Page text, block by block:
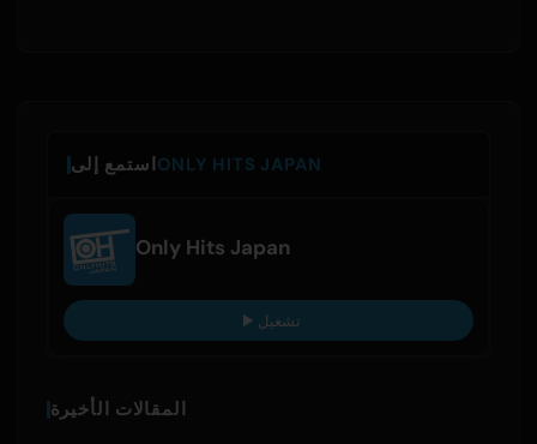
استمع إلىONLY HITS JAPAN
Only Hits Japan
تشغيل
المقالات الأخيرة